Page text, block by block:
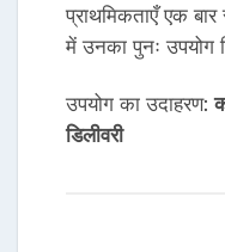
प्राथमिकताएँ एक
में उनका पुनः उपयोग
उपयोग का उदाहरण:
डिलीवरी